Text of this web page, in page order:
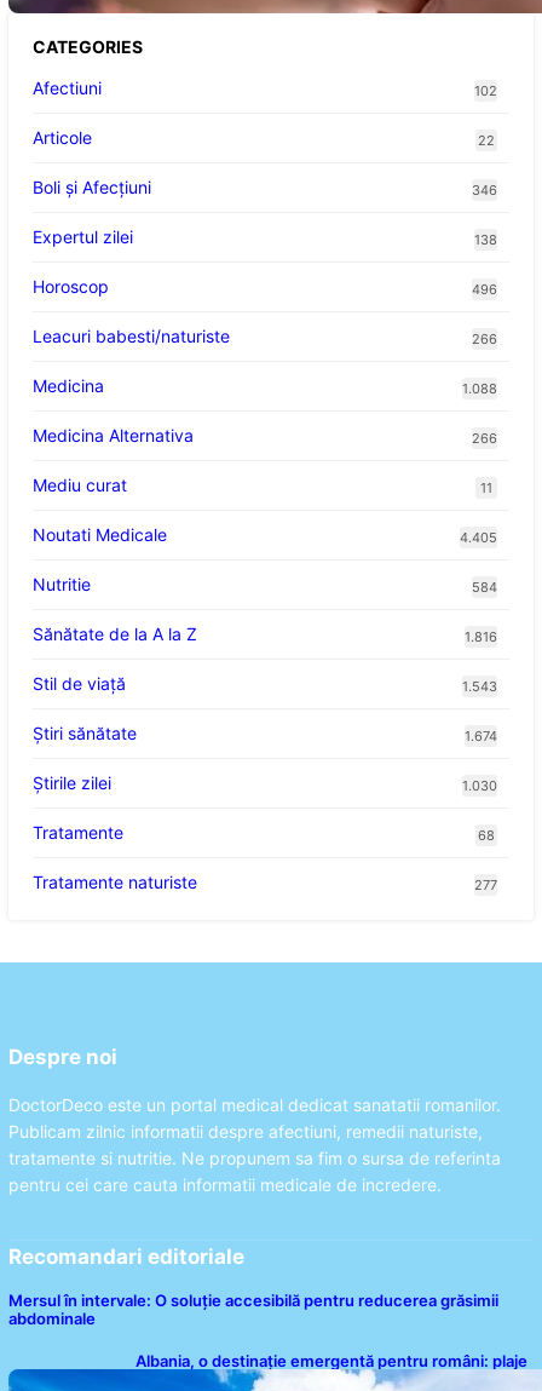
CATEGORIES
Afectiuni
102
Articole 22
Boli și Afecțiuni 346
Expertul zilei 138
Horoscop 496
Leacuri babesti/naturiste 266
Medicina 1.088
Medicina Alternativa 266
Mediu curat 11
Noutati Medicale 4.405
Nutritie 584
Sănătate de la A la Z 1.816
Stil de viaţă 1.543
Ştiri sănătate 1.674
Știrile zilei 1.030
Tratamente 68
Tratamente naturiste 277
Despre noi
DoctorDeco este un portal medical dedicat sanatatii romanilor.
Publicam zilnic informatii despre afectiuni, remedii naturiste,
tratamente si nutritie. Ne propunem sa fim o sursa de referinta
pentru cei care cauta informatii medicale de incredere.
Recomandari editoriale
Mersul în intervale: O soluție accesibilă pentru reducerea grăsimii
abdominale
Albania, o destinație emergentă pentru români: plaje
spectaculoase, ape turcoaz și prețuri accesibile